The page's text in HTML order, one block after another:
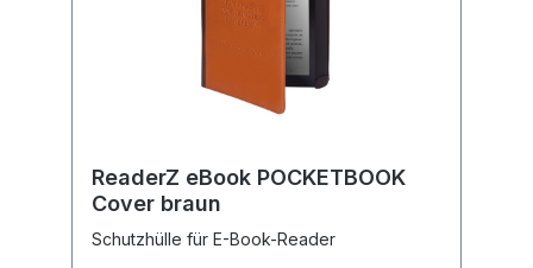
ReaderZ eBook POCKETBOOK
Cover braun
Schutzhülle für E-Book-Reader